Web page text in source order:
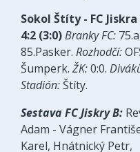
Sokol Štíty - FC Jiskra
4:2 (3:0)Branky FC: 75.a
85.Pasker. Rozhodčí:
Šumperk. ŽK:0:0.
Stadión: Štíty.
Sestava FC Jiskry B:
Adam - Vágner
Karel, Hnátnický Petr,